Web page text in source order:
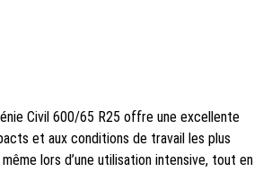
Civil 600/65 R25 offre une excellente
et aux conditions de travail les plus
lors d’une utilisation intensive, tout en